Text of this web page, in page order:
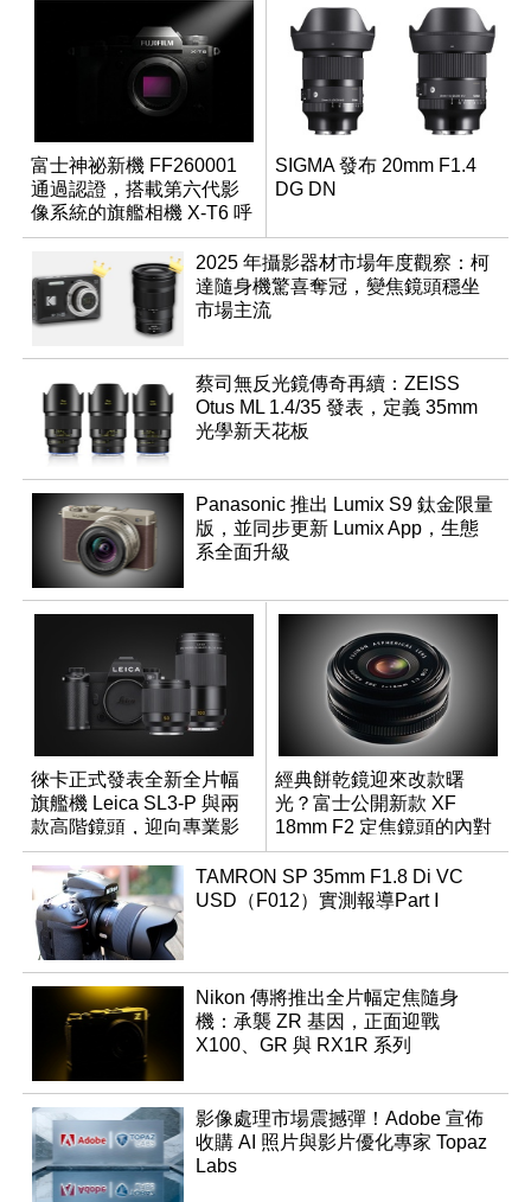
富士神祕新機 FF260001
通過認證，搭載第六代影
像系統的旗艦相機 X-T6 呼
之欲出？
SIGMA 發布 20mm F1.4
DG DN
2025 年攝影器材市場年度觀察：柯
達隨身機驚喜奪冠，變焦鏡頭穩坐
市場主流
蔡司無反光鏡傳奇再續：ZEISS
Otus ML 1.4/35 發表，定義 35mm
光學新天花板
Panasonic 推出 Lumix S9 鈦金限量
版，並同步更新 Lumix App，生態
系全面升級
徠卡正式發表全新全片幅
旗艦機 Leica SL3-P 與兩
款高階鏡頭，迎向專業影
音全方位演進
經典餅乾鏡迎來改款曙
光？富士公開新款 XF
18mm F2 定焦鏡頭的內對
焦專利
TAMRON SP 35mm F1.8 Di VC
USD（F012）實測報導Part Ⅰ
Nikon 傳將推出全片幅定焦隨身
機：承襲 ZR 基因，正面迎戰
X100、GR 與 RX1R 系列
影像處理市場震撼彈！Adobe 宣佈
收購 AI 照片與影片優化專家 Topaz
Labs